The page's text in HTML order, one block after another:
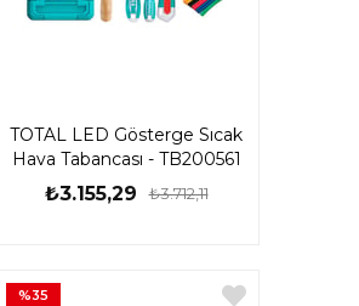
TOTAL LED Gösterge Sıcak
Hava Tabancası - TB200561
₺3.155,29 ₺3.712,11
%35